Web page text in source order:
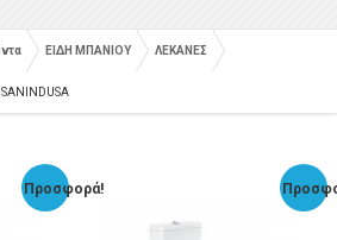
ΕΙΔΗ ΜΠΑΝΙΟΥ ΛΕΚΑΝΕΣ
SANINDUSA
Προσφορά!